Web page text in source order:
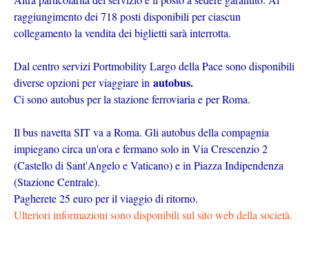
raggiungimento dei 718 posti disponibili per ciascun
collegamento la vendita dei biglietti sarà interrotta.
Dal centro servizi Portmobility Largo della Pace sono disponibili
diverse opzioni per viaggiare in autobus.
Ci sono autobus per la stazione ferroviaria e per Roma.
Il bus navetta SIT va a Roma. Gli autobus della compagnia
impiegano circa un'ora e fermano solo in Via Crescenzio 2
(Castello di Sant'Angelo e Vaticano) e in Piazza Indipendenza
(Stazione Centrale).
Pagherete 25 euro per il viaggio di ritorno.
Ulteriori informazioni sono disponibili sul sito web della società.